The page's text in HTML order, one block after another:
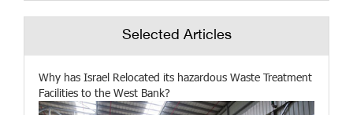
Selected Articles
Why has Israel Relocated its hazardous Waste Treatment
Facilities to the West Bank?